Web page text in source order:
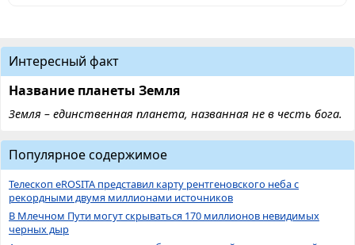
Интересный факт
Название планеты Земля
Земля – единственная планета, названная не в честь бога.
Популярное содержимое
Телескоп eROSITA представил карту рентгеновского неба с
рекордными двумя миллионами источников
В Млечном Пути могут скрываться 170 миллионов невидимых
черных дыр